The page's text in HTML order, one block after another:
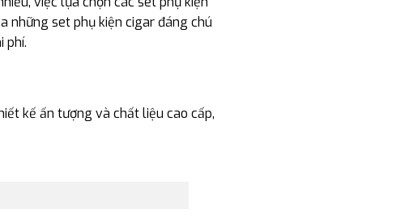
những set phụ kiện cigar đáng chú
phí.
kế ấn tượng và chất liệu cao cấp,